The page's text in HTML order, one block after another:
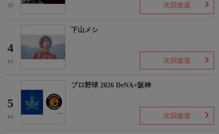
(2) 次回放送
4
(-)
下山メシ
次回放送
5
(-)
プロ野球 2026 DeNA×阪神
次回放送